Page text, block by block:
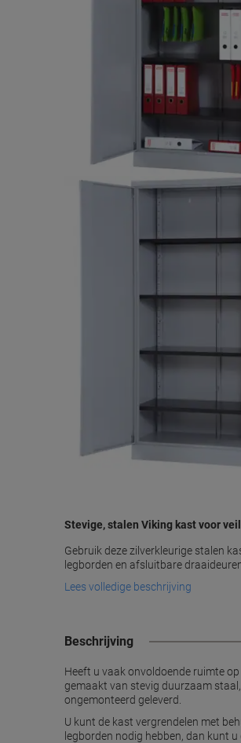
Stevige, stalen Viking kast voor
Gebruik deze zilverkleurige stalen
legborden en afsluitbare
Lees volledige beschrijving
Beschrijving
Heeft u vaak onvoldoende ruimte
gemaakt van stevig duurzaam
ongemonteerd geleverd.
U kunt de kast vergrendelen met
legborden nodig hebben, dan kunt u